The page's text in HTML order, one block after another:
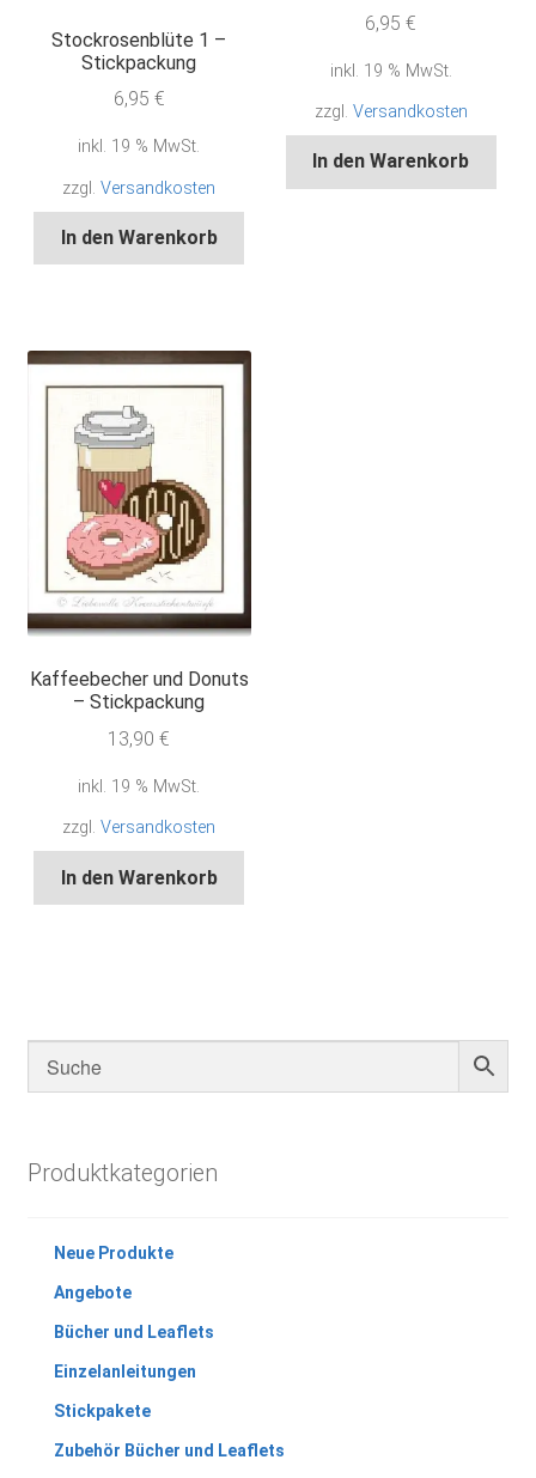
Stockrosenblüte 1 –
Stickpackung
6,95 €
inkl. 19 % MwSt.
zzgl.Versandkosten
In den Warenkorb
6,95€
inkl. 19 % MwSt.
zzgl. Versandkosten
In den Warenkorb
Kaffeebecher und Donuts
– Stickpackung
13,90€
inkl. 19 % MwSt.
zzgl.Versandkosten
In den Warenkorb
Produktkategorien
Neue Produkte
Angebote
Bücher und Leaflets
Einzelanleitungen
Stickpakete
Zubehör Bücher und Leaflets